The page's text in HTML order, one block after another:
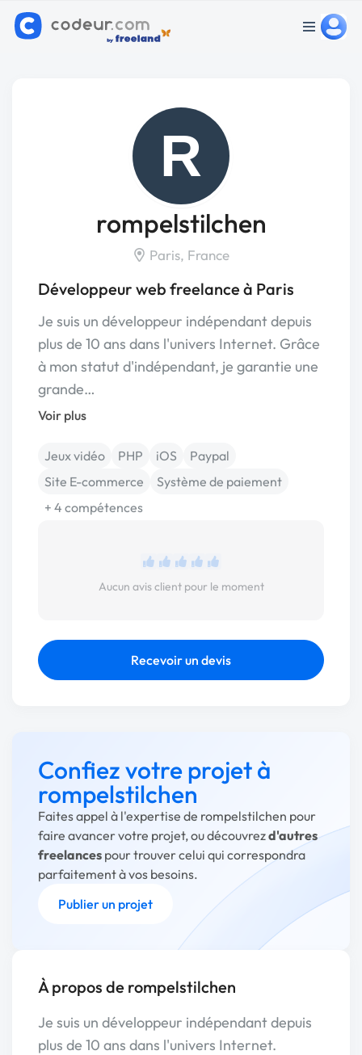
R
rompelstilchen
Paris, France
Développeur web freelance à Paris
Je suis un développeur indépendant depuis
plus de 10 ans dans l'univers Internet. Grâce
à mon statut d'indépendant, je garantie une
grande…
Voir plus
Jeux vidéo PHP iOS
Paypal
Site E-commerce
Système de paiement
+ 4 compétences
Aucun avis client pour le moment
Recevoir un devis
Confiez votre projet à
rompelstilchen
Faites appel à l'expertise de rompelstilchen pour
faire avancer votre projet, ou découvrezd'autres
freelances pour trouver celui qui correspondra
parfaitement à vos besoins.
Publier un projet
À propos de rompelstilchen
Je suis un développeur indépendant depuis
plus de 10 ans dans l'univers Internet.